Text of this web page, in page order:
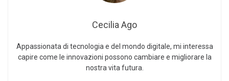
Cecilia Ago
Appassionata di tecnologia e del mondo digitale, mi interessa
capire come le innovazioni possono cambiare e migliorare la
nostra vita futura.